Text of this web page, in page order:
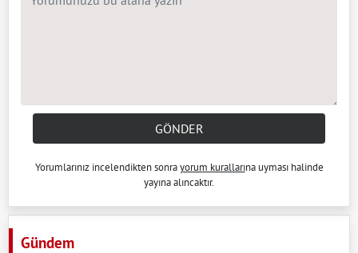
GÖNDER
Yorumlarınız incelendikten sonrayorum kurallarına uyması halinde
yayına alıncaktır.
Gündem